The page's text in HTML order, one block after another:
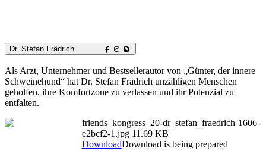
Dr. Stefan Frädrich
Als Arzt, Unternehmer und Bestsellerautor von „Günter, der innere
Schweinehund“ hat Dr. Stefan Frädrich unzähligen Menschen
geholfen, ihre Komfortzone zu verlassen und ihr Potenzial zu
entfalten.
friends_kongress_20-dr_stefan_fraedrich-1606-
e2bcf2-1.jpg 11.69 KB
DownloadDownload is being prepared